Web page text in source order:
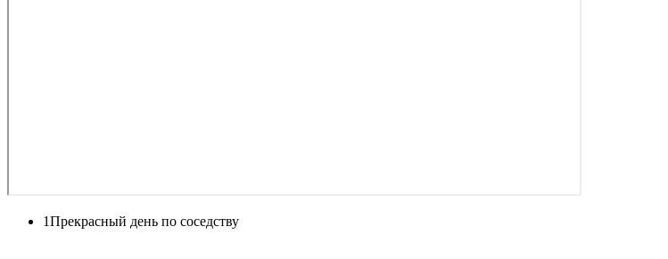
1Прекрасный день по соседству